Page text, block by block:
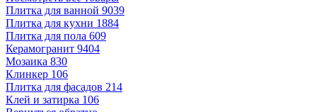
Плитка для ванной 9039
Плитка для кухни 1884
Плитка для пола 609
Керамогранит 9404
Мозаика 830
Клинкер 106
Плитка для фасадов 214
Клей и затирка 106